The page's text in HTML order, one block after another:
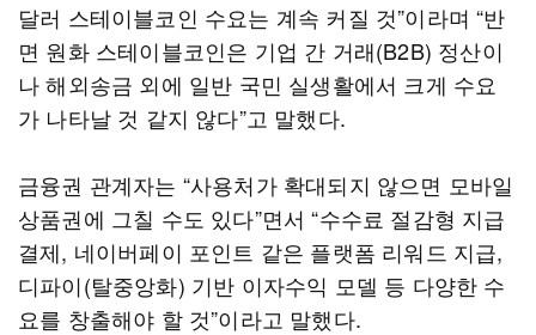
달러 스테이블코인 수요는 계속 커질 것”이라며 “반
면 원화 스테이블코인은 기업 간 거래(B2B) 정산이
나 해외송금 외에 일반 국민 실생활에서 크게 수요
가 나타날 것 같지 않다”고 말했다.
금융권 관계자는 “사용처가 확대되지 않으면 모바일
상품권에 그칠 수도 있다”면서 “수수료 절감형 지급
결제, 네이버페이 포인트 같은 플랫폼 리워드 지급,
디파이(탈중앙화) 기반 이자수익 모델 등 다양한 수
요를 창출해야 할 것”이라고 말했다.